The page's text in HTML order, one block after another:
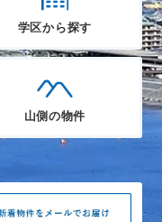
学区から探す
山側の物件